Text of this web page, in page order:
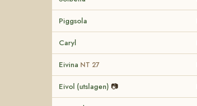
Piggsola
Caryl
Eivina NT 27
Eivol (utslagen) 📷